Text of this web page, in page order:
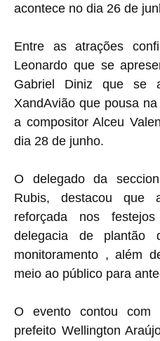
acontece no dia 26 de
Entre as atrações
Leonardo que se
Gabriel Diniz que se
XandAvião que pousa
a compositor Alceu
dia 28 de junho.
O delegado da
Rubis, destacou que
reforçada nos
delegacia de plantão
monitoramento , além
meio ao público para
O evento contou com
prefeito Wellington